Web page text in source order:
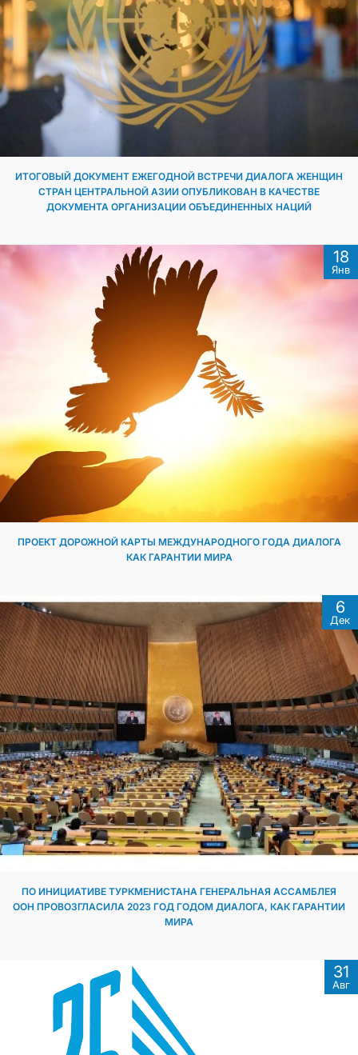
ИТОГОВЫЙ ДОКУМЕНТ ЕЖЕГОДНОЙ ВСТРЕЧИ ДИАЛОГА ЖЕНЩИН
СТРАН ЦЕНТРАЛЬНОЙ АЗИИ ОПУБЛИКОВАН В КАЧЕСТВЕ
ДОКУМЕНТА ОРГАНИЗАЦИИ ОБЪЕДИНЕННЫХ НАЦИЙ
18
Янв
ПРОЕКТ ДОРОЖНОЙ КАРТЫ МЕЖДУНАРОДНОГО ГОДА ДИАЛОГА
КАК ГАРАНТИИ МИРА
6
Дек
ПО ИНИЦИАТИВЕ ТУРКМЕНИСТАНА ГЕНЕРАЛЬНАЯ АССАМБЛЕЯ
ООН ПРОВОЗГЛАСИЛА 2023 ГОД ГОДОМ ДИАЛОГА, КАК ГАРАНТИИ
МИРА
31
Авг